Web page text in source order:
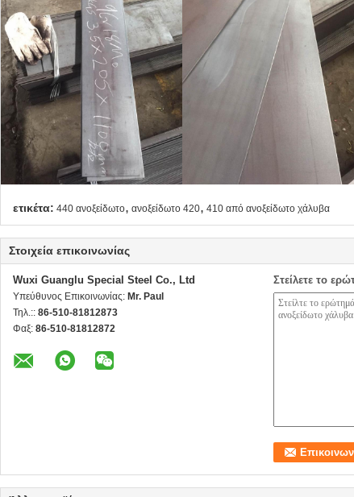
ετικέτα: 440 ανοξείδωτο, ανοξείδωτο 420, 410 από ανοξείδωτο χάλυβα
Στοιχεία επικοινωνίας
Wuxi Guanglu Special Steel Co., Ltd
Υπεύθυνος Επικοινωνίας: Mr. Paul
Τηλ.:: 86-510-81812873
Φαξ: 86-510-81812872
Στείλετε το